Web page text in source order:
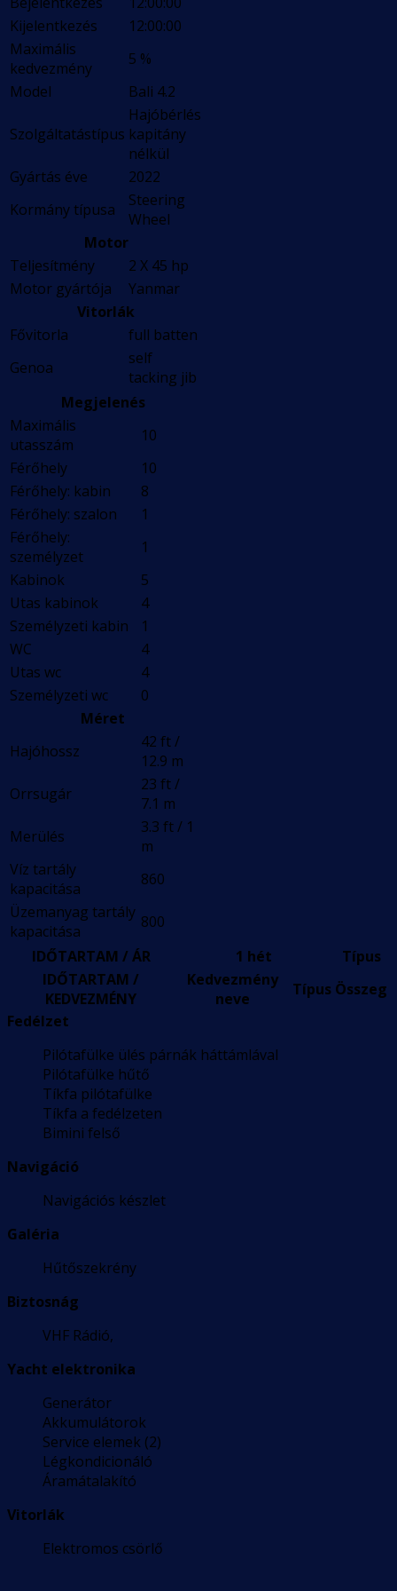
Kijelentkezés
12:00:00
Maximális
kedvezmény
5 %
Model
Bali 4.2
Szolgáltatástípus
Hajóbérlés
kapitány
nélkül
Gyártás éve
2022
Kormány típusa
Steering
Wheel
Motor
Teljesítmény
2 X 45 hp
Motor gyártója
Yanmar
Vitorlák
Fővitorla
full batten
Genoa
self
tacking jib
Megjelenés
Maximális
utasszám
10
Férőhely
10
Férőhely: kabin
8
Férőhely: szalon
1
Férőhely:
személyzet
1
Kabinok
5
Utas kabinok
4
Személyzeti kabin
1
WC
4
Utas wc
4
Személyzeti wc
0
Méret
Hajóhossz
42 ft /
12.9 m
Orrsugár
23 ft /
7.1 m
Merülés
3.3 ft / 1
m
Víz tartály
kapacitása
860
Üzemanyag tartály
kapacitása
800
IDŐTARTAM / ÁR
1 hét
Típus
IDŐTARTAM /
KEDVEZMÉNY
Kedvezmény
neve
Típus Összeg
Fedélzet
Pilótafülke ülés párnák háttámlával
Pilótafülke hűtő
Tíkfa pilótafülke
Tíkfa a fedélzeten
Bimini felső
Navigáció
Navigációs készlet
Galéria
Hűtőszekrény
Biztosnág
VHF Rádió,
Yacht elektronika
Generátor
Akkumulátorok
Service elemek (2)
Légkondicionáló
Áramátalakító
Vitorlák
Elektromos csörlő